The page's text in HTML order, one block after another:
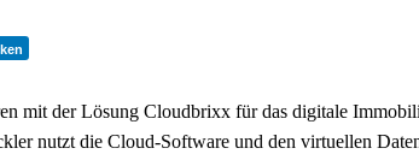
mit der Lösung Cloudbrixx für das digitale
nutzt die Cloud-Software und den virtuellen